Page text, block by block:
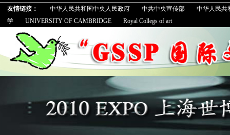
友情链接： 中华人民共和国中央人民政府 中共中央宣传部
中华人民共
学
UNIVERSITY OF CAMBRIDGE Royal Collegs of art